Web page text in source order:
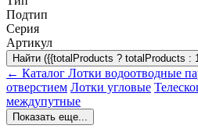
Подтип
Серия
Артикул
Найти ({{totalProducts ? totalProducts :
← Каталог Лотки водоотводные
отверстием Лотки угловые
междупутные
Показать еще...